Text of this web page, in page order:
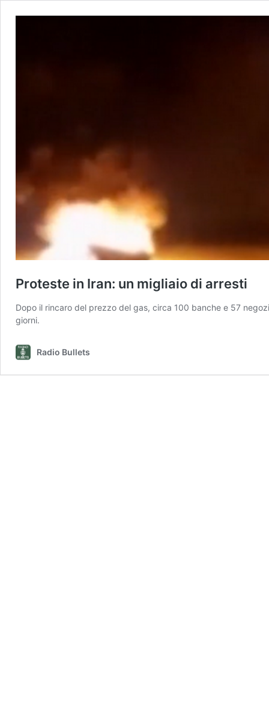
Proteste in Iran: un migliaio di arresti
Dopo il rincaro del prezzo del gas, circa 100 banche e 57
giorni.
Radio Bullets